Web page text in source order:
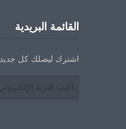
القائمة البريدية
اشترك ليصلك كل جديد.